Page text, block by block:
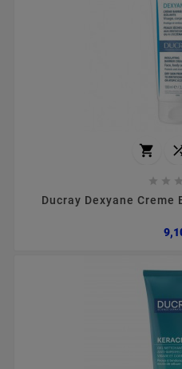

  
Ducray Dexyane